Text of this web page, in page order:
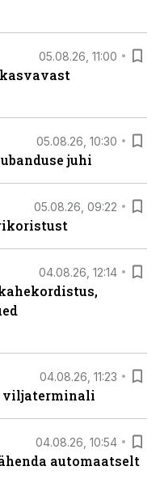
05.08.26, 11:00
05.08.26, 10:30
juhi
05.08.26, 09:22
04.08.26, 12:14
04.08.26, 11:23
viljaterminali
04.08.26, 10:54
automaatselt